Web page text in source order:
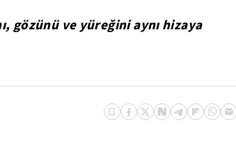
gözünü ve yüreğini aynı hizaya